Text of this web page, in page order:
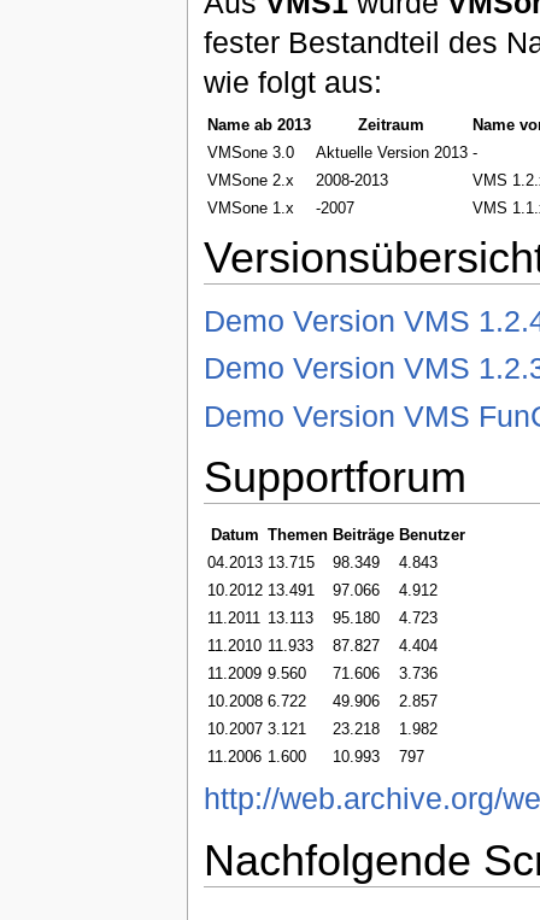
fester Bestandteil des
wie folgt aus:
Name ab 2013 Zeitraum
Name
VMSone 3.0
Aktuelle Version 2013 -
VMSone 2.x
2008-2013
VMS
VMSone 1.x
-2007 VMS
Demo Version VMS
Demo Version VMS
Demo Version VMS
Supportforum
Datum Themen Beiträge Benutzer
04.2013 13.715 98.349
4.843
10.2012 13.491 97.066
4.912
11.2011 13.113 95.180
4.723
11.2010 11.933 87.827
4.404
11.2009 9.560 71.606
3.736
10.2008 6.722 49.906
2.857
10.2007 3.121 23.218
1.982
11.2006 1.600 10.993 797
http://web.archive.org/
Nachfolgende